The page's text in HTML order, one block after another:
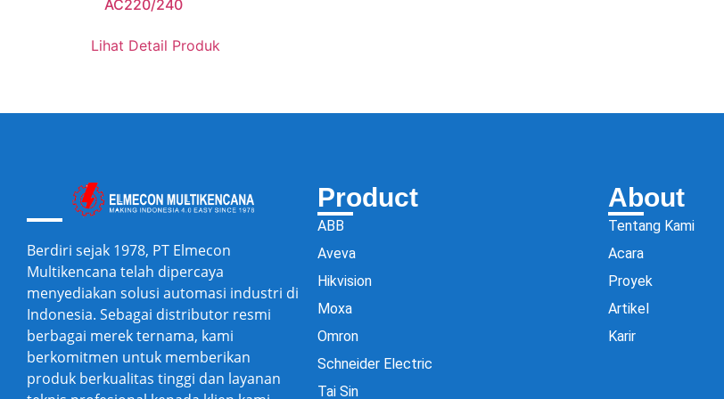
AC220/240
Lihat Detail Produk
Berdiri sejak 1978, PT Elmecon
Multikencana telah dipercaya
menyediakan solusi automasi industri di
Indonesia. Sebagai distributor resmi
berbagai merek ternama, kami
berkomitmen untuk memberikan
produk berkualitas tinggi dan layanan
Product
ABB
Aveva
Hikvision
Moxa
Omron
Schneider Electric
Tai Sin
About
Tentang Kami
Acara
Proyek
Artikel
Karir